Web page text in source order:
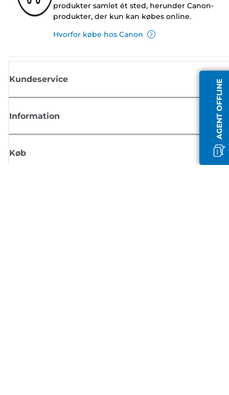
AGENT OFFLINE
produkter samlet ét sted, herunder Canon-
produkter, der kun kan købes online.
Hvorfor købe hos Canon
Kundeservice
Information
Køb